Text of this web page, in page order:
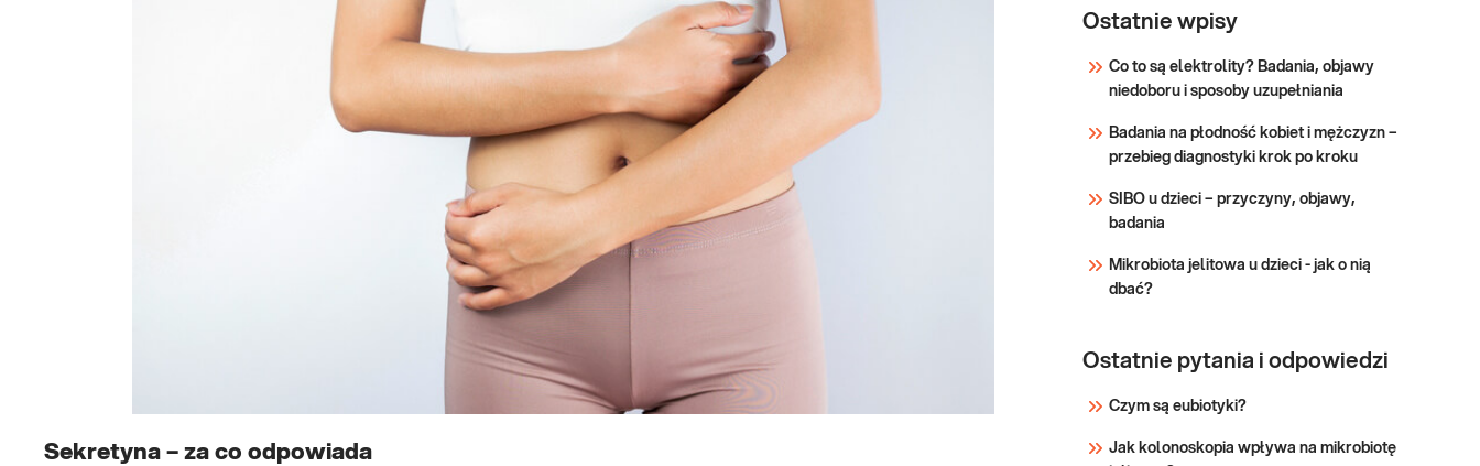
Sekretyna – za co odpowiada
hormonalny
mężczyzn
w każdym wieku Wskazany:
→ W diagnostyce zaburzeń
hormonalnych
zaburzenia erekcji, spadek
popędu seksualnego, utratę
osteoporozę, wahania masy
Sprawdź
Ostatnie wpisy
Co to są elektrolity? Badania, objawy
niedoboru i sposoby uzupełniania
Badania na płodność kobiet i mężczyzn –
przebieg diagnostyki krok po kroku
SIBO u dzieci – przyczyny, objawy,
badania
Mikrobiota jelitowa u dzieci - jak o nią
dbać?
Ostatnie pytania i odpowiedzi
Czym są eubiotyki?
Jak kolonoskopia wpływa na mikrobiotę